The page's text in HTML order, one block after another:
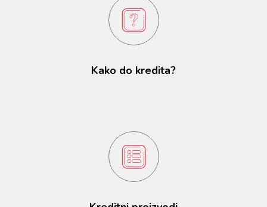
Kako do kredita?